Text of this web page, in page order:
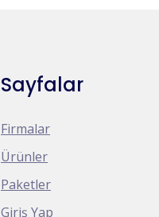
Sayfalar
Firmalar
Ürünler
Paketler
Giriş Yap